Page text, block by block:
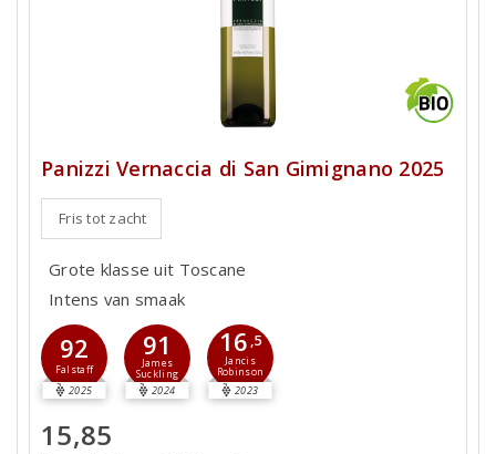
Panizzi Vernaccia di San Gimignano 2025
Fris tot zacht
Grote klasse uit Toscane
Intens van smaak
92
Falstaff
2025
91
James
Suckling
2024
16 ,5
Jancis
Robinson
2023
15,85